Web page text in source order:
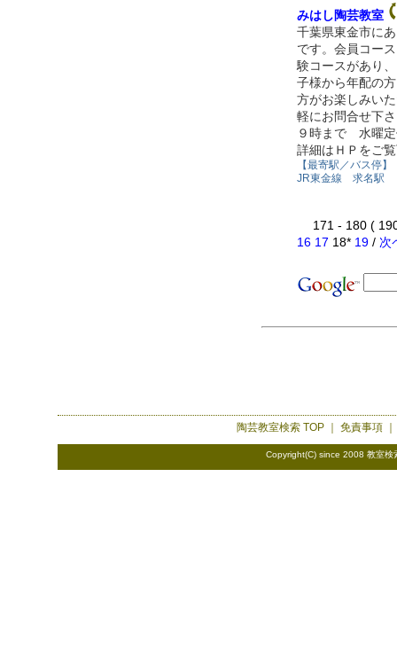
みはし陶芸教室
千葉県東金市に
です。会員コー
験コースがあり
子様から年配の
方がお楽しみい
軽にお問合せ下
９時まで 水曜定
詳細はＨＰをご
【最寄駅／バス停】
JR東金線 求名駅
171 - 180 (
16 17 18* 19 / 次
陶芸教室検索TOP ｜ 免責事項
Copyright(C) since 2008 教室検